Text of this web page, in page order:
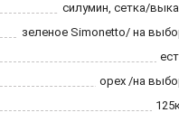
силумин, сетка/
зеленое Simonetto/ на
орех /на